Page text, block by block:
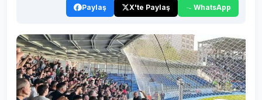
Paylaş X'te Paylaş WhatsApp